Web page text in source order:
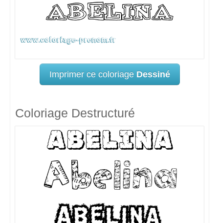
Imprimer ce coloriage Dessiné
Coloriage Destructuré